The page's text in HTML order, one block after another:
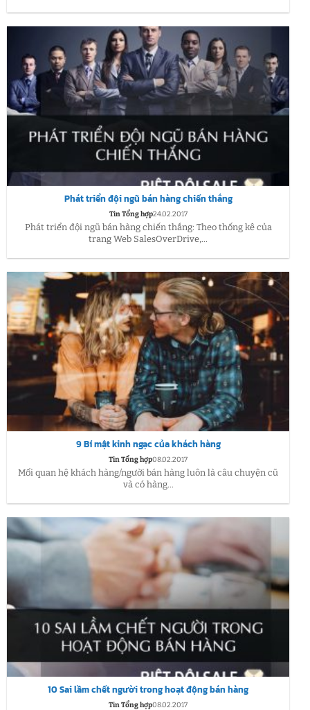
Phát triển đội ngũ bán hàng chiến thắng
Tin Tổng hợp24.02.2017
Phát triển đội ngũ bán hàng chiến thắng: Theo thống kê của
trang Web SalesOverDrive,...
9 Bí mật kinh ngạc của khách hàng
Tin Tổng hợp08.02.2017
Mối quan hệ khách hàng/người bán hàng luôn là câu chuyện cũ
và có hàng...
10 Sai lầm chết người trong hoạt động bán hàng
Tin Tổng hợp08.02.2017